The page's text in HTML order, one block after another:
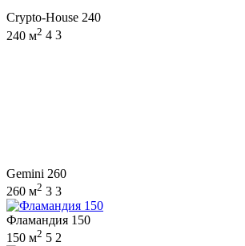
Crypto-House 240
240 м2 4 3
Gemini 260
260 м2 3 3
Фламандия 150
150 м2 5 2